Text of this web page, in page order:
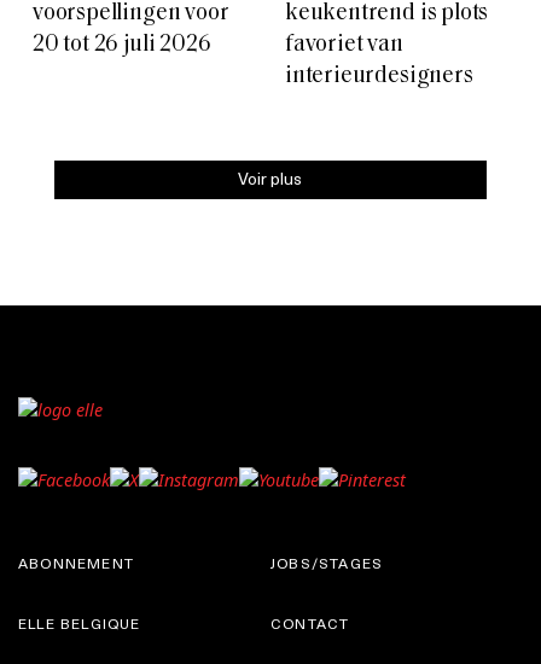
voorspellingen voor
20 tot 26 juli 2026
keukentrend is plots
favoriet van
interieurdesigners
Voir plus
ABONNEMENT
ELLE BELGIQUE
JOBS/STAGES
CONTACT